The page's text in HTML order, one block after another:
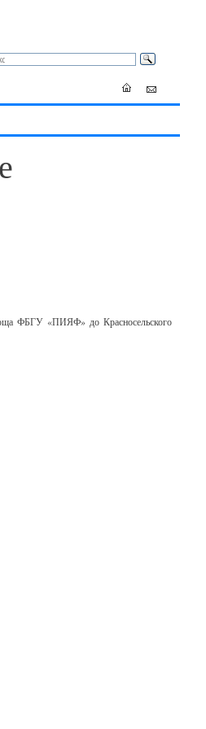
ФБГУ «ПИЯФ» до Красносельского